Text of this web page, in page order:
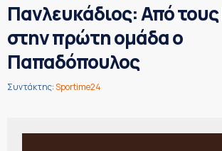
Πανλευκάδιος: Από
στην πρώτη ομάδα ο
Παπαδόπουλος
Συντάκτης:Sportime24